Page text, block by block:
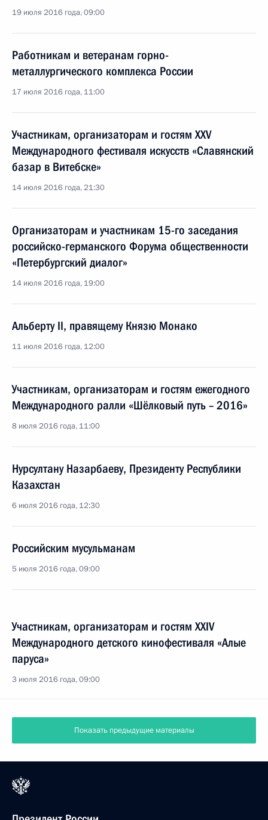
19 июля 2016 года, 09:00
Работникам и ветеранам горно-
металлургического комплекса России
17 июля 2016 года, 11:00
Участникам, организаторам и гостям XXV
Международного фестиваля искусств «Славянский
базар в Витебске»
14 июля 2016 года, 21:30
Организаторам и участникам 15-го заседания
российско-германского Форума общественности
«Петербургский диалог»
14 июля 2016 года, 19:00
Альберту II, правящему Князю Монако
11 июля 2016 года, 12:00
Участникам, организаторам и гостям ежегодного
Международного ралли «Шёлковый путь – 2016»
8 июля 2016 года, 11:00
Нурсултану Назарбаеву, Президенту Республики
Казахстан
6 июля 2016 года, 12:30
Российским мусульманам
5 июля 2016 года, 09:00
Участникам, организаторам и гостям XXIV
Международного детского кинофестиваля «Алые
паруса»
3 июля 2016 года, 09:00
Показать предыдущие материалы